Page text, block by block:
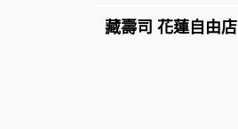
藏壽司 花蓮自由店